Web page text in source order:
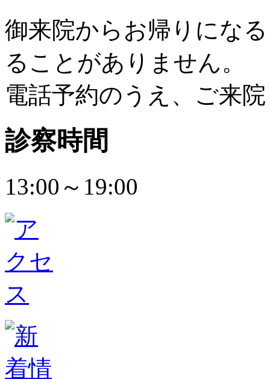
御来院からお帰りにな
ることがありません。
電話予約のうえ、ご来
診察時間
13:00～19:00